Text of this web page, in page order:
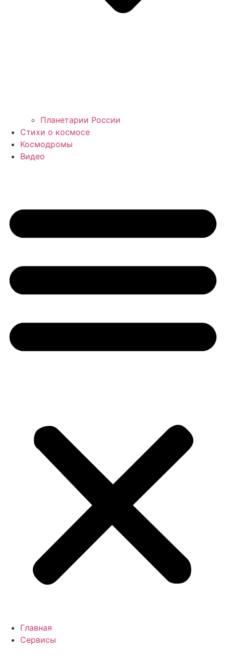
Планетарии России
Стихи о космосе
Космодромы
Видео
Главная
Сервисы